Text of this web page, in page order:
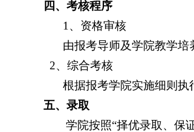
四、考核程序
1 、资格审核
由报考导师及学院教学培
2、综合考核
根据报考学院实施细则执
五、录取
学院按照“择优录取、保